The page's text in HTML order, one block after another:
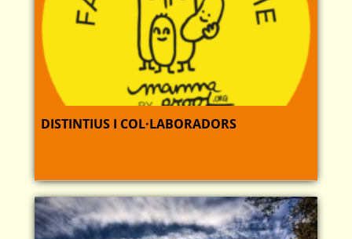
DISTINTIUS I COL·LABORADORS